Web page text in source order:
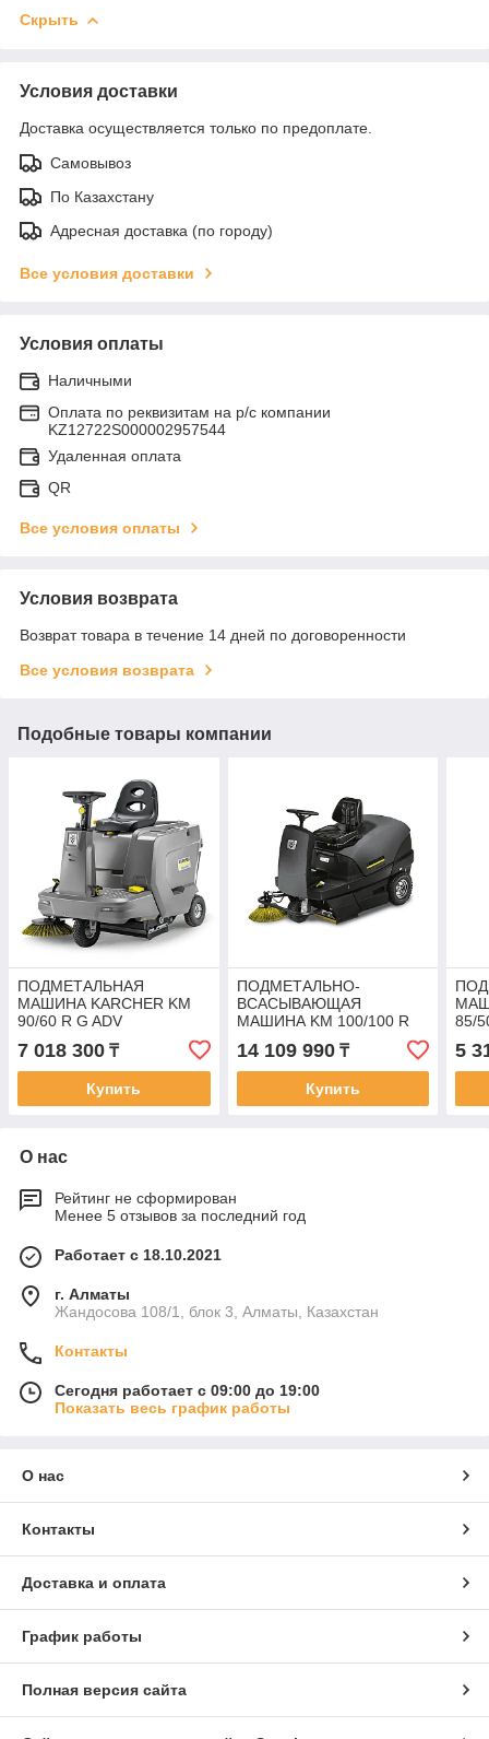
Скрыть
Условия доставки
Доставка осуществляется только по предоплате.
Самовывоз
По Казахстану
Адресная доставка (по городу)
Все условия доставки
Условия оплаты
Наличными
Оплата по реквизитам на р/с компании
KZ12722S000002957544
Удаленная оплата
QR
Все условия оплаты
Условия возврата
Возврат товара в течение 14 дней по договоренности
Все условия возврата
Подобные товары компании
ПОДМЕТАЛЬНАЯ
МАШИНА KARCHER KM
90/60 R G ADV
7 018 300 ₸
Купить
ПОДМЕТАЛЬНО-
ВСАСЫВАЮЩАЯ
МАШИНА KM 100/100 R
14 109 990₸
Купить
85/
5
О нас
Рейтинг не сформирован
Менее 5 отзывов за последний год
Работает с 18.10.2021
г. Алматы
Жандосова 108/1, блок 3, Алматы, Казахстан
Контакты
Сегодня работает с 09:00 до 19:00
Показать весь график работы
О нас
Контакты
Доставка и оплата
График работы
Полная версия сайта